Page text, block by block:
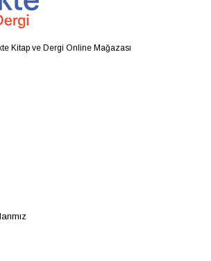
Kitap ve Dergi Online Mağazası